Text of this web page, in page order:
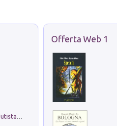
Offerta Web 1